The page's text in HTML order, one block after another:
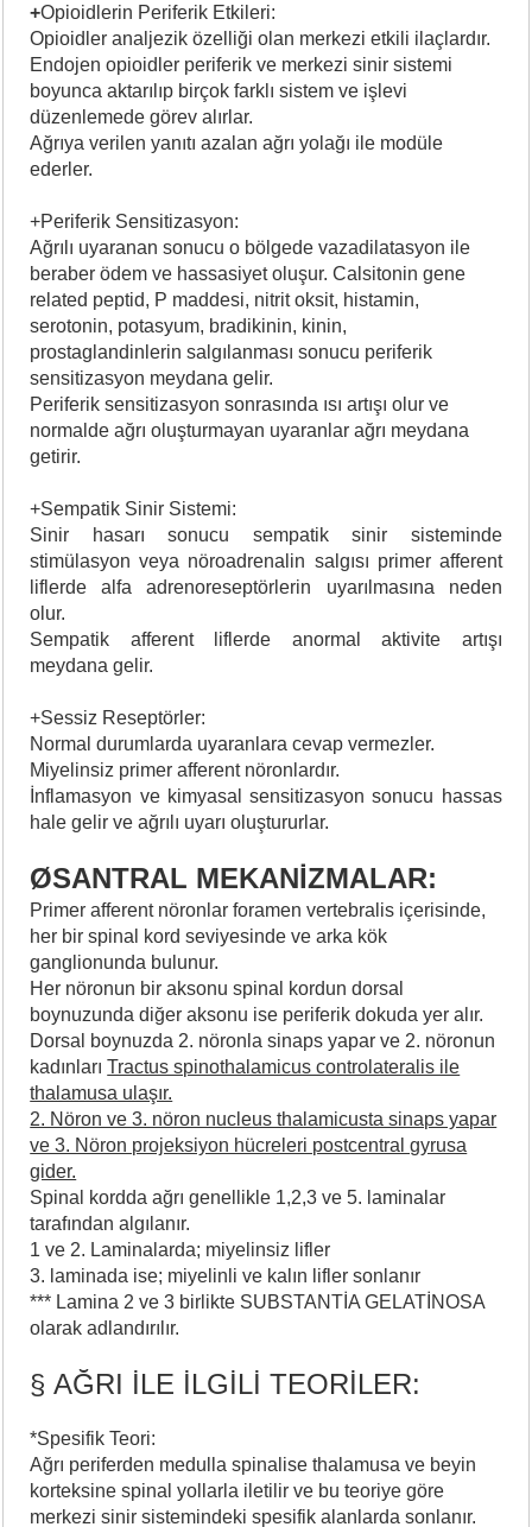
+Opioidlerin Periferik Etkileri:
Opioidler analjezik özelliği olan merkezi etkili ilaçlardır.
Endojen opioidler periferik ve merkezi sinir sistemi
boyunca aktarılıp birçok farklı sistem ve işlevi
düzenlemede görev alırlar.
Ağrıya verilen yanıtı azalan ağrı yolağı ile modüle
ederler.
+Periferik Sensitizasyon:
Ağrılı uyaranan sonucu o bölgede vazadilatasyon ile
beraber ödem ve hassasiyet oluşur. Calsitonin gene
related peptid, P maddesi, nitrit oksit, histamin,
serotonin, potasyum, bradikinin, kinin,
prostaglandinlerin salgılanması sonucu periferik
sensitizasyon meydana gelir.
Periferik sensitizasyon sonrasında ısı artışı olur ve
normalde ağrı oluşturmayan uyaranlar ağrı meydana
getirir.
+Sempatik Sinir Sistemi:
Sinir hasarı sonucu sempatik sinir sisteminde
stimülasyon veya nöroadrenalin salgısı primer afferent
liflerde alfa adrenoreseptörlerin uyarılmasına neden
olur.
Sempatik afferent liflerde anormal aktivite artışı
meydana gelir.
+Sessiz Reseptörler:
Normal durumlarda uyaranlara cevap vermezler.
Miyelinsiz primer afferent nöronlardır.
İnflamasyon ve kimyasal sensitizasyon sonucu hassas
hale gelir ve ağrılı uyarı oluştururlar.
ØSANTRAL MEKANİZMALAR:
Primer afferent nöronlar foramen vertebralis içerisinde,
her bir spinal kord seviyesinde ve arka kök
ganglionunda bulunur.
Her nöronun bir aksonu spinal kordun dorsal
boynuzunda diğer aksonu ise periferik dokuda yer alır.
Dorsal boynuzda 2. nöronla sinaps yapar ve 2. nöronun
kadınlarıTractus spinothalamicus controlateralis ile
thalamusa ulaşır.
2. Nöron ve 3. nöron nucleus thalamicusta sinaps yapar
ve 3. Nöron projeksiyon hücreleri postcentral gyrusa
gider.
Spinal kordda ağrı genellikle 1,2,3 ve 5. laminalar
tarafından algılanır.
1 ve 2. Laminalarda; miyelinsiz lifler
3. laminada ise; miyelinli ve kalın lifler sonlanır
*** Lamina 2 ve 3 birlikte SUBSTANTİA GELATİNOSA
olarak adlandırılır.
§ AĞRI İLE İLGİLİ TEORİLER:
*Spesifik Teori:
Ağrı periferden medulla spinalise thalamusa ve beyin
korteksine spinal yollarla iletilir ve bu teoriye göre
merkezi sinir sistemindeki spesifik alanlarda sonlanır.